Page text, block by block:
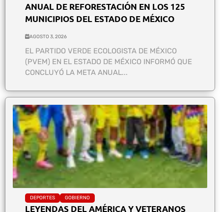
ANUAL DE REFORESTACIÓN EN LOS 125
MUNICIPIOS DEL ESTADO DE MÉXICO
AGOSTO 3, 2026
EL PARTIDO VERDE ECOLOGISTA DE MÉXICO
(PVEM) EN EL ESTADO DE MÉXICO INFORMÓ QUE
CONCLUYÓ LA META ANUAL...
DEPORTES GOBIERNO
LEYENDAS DEL AMÉRICA Y VETERANOS